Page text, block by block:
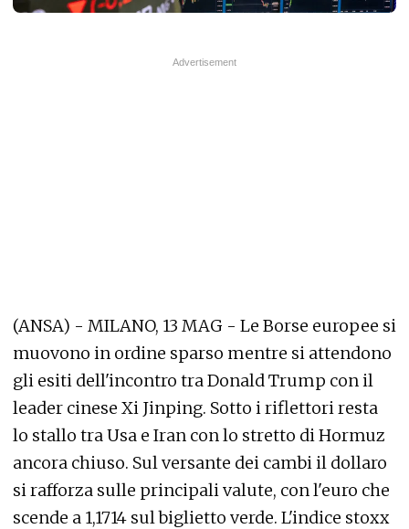
(ANSA) - MILANO, 13 MAG - Le Borse europee si
muovono in ordine sparso mentre si attendono
gli esiti dell'incontro tra Donald Trump con il
leader cinese Xi Jinping. Sotto i riflettori resta
lo stallo tra Usa e Iran con lo stretto di Hormuz
ancora chiuso. Sul versante dei cambi il dollaro
si rafforza sulle principali valute, con l'euro che
scende a 1,1714 sul biglietto verde. L'indice stoxx